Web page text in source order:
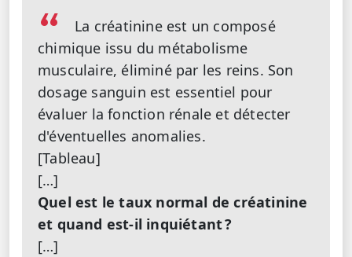
La créatinine est un composé
chimique issu du métabolisme
musculaire, éliminé par les reins. Son
dosage sanguin est essentiel pour
évaluer la fonction rénale et détecter
d'éventuelles anomalies.
[Tableau]
[…]
Quel est le taux normal de créatinine
et quand est-il inquiétant ?
[…]